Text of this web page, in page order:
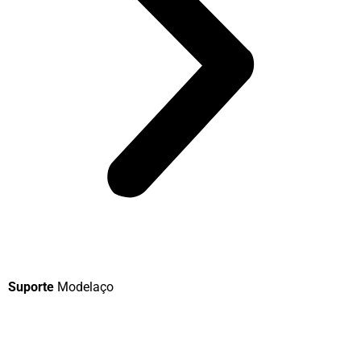
Suporte Modelaço